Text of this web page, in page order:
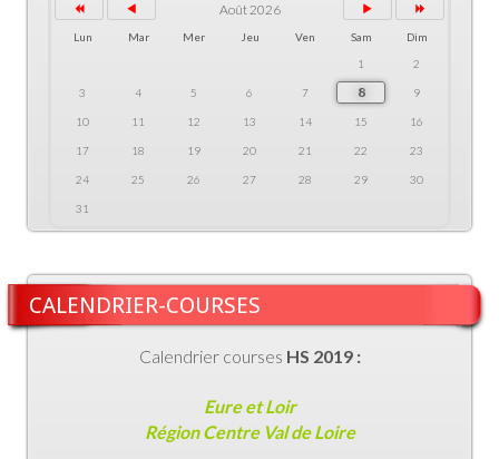
Août 2026
Lun Mar Mer Jeu Ven Sam
Dim
1
2
3 4 5 6 7 8 9
10 11 12 13 14 15 16
17 18 19 20 21 22 23
24 25 26 27 28 29 30
31
CALENDRIER-COURSES
Calendrier courses HS 2019 :
Eure et Loir
Région Centre Val de Loire